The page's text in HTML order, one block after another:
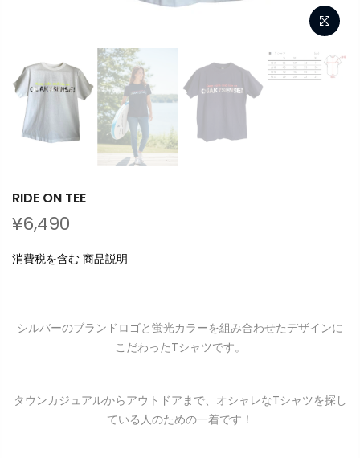
RIDE ON TEE
¥6,490
消費税を含む 商品説明
シルバーのブランドロゴと蛍光カラーを組み合わせたデザインに
こだわったTシャツです。
タウンカジュアルからアウトドアまで、オシャレなTシャツを探し
ている人のための一着です！